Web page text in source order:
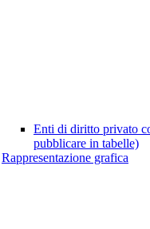
Enti di diritto privato
pubblicare in tabelle)
Rappresentazione grafica